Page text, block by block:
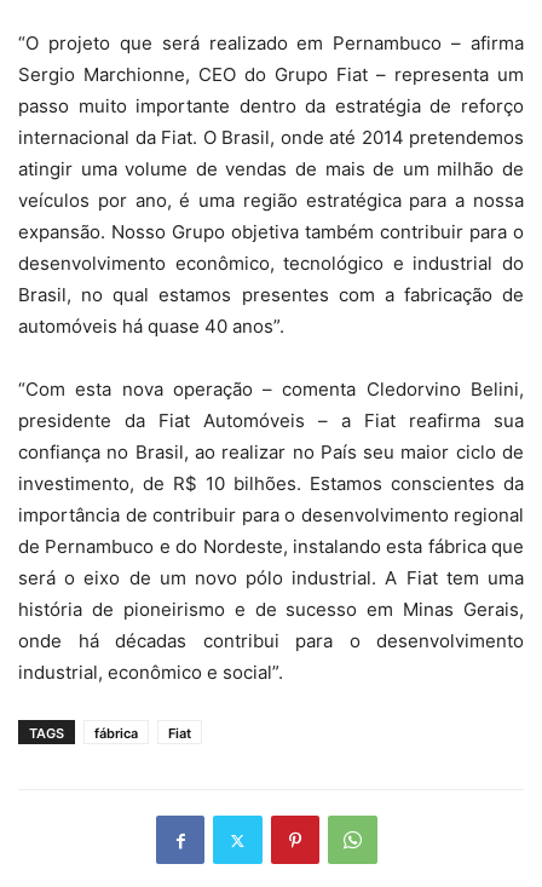
“O projeto que será realizado em Pernambuco – afirma
Sergio Marchionne, CEO do Grupo Fiat – representa um
passo muito importante dentro da estratégia de reforço
internacional da Fiat. O Brasil, onde até 2014 pretendemos
atingir uma volume de vendas de mais de um milhão de
veículos por ano, é uma região estratégica para a nossa
expansão. Nosso Grupo objetiva também contribuir para o
desenvolvimento econômico, tecnológico e industrial do
Brasil, no qual estamos presentes com a fabricação de
automóveis há quase 40 anos”.
“Com esta nova operação – comenta Cledorvino Belini,
presidente da Fiat Automóveis – a Fiat reafirma sua
confiança no Brasil, ao realizar no País seu maior ciclo de
investimento, de R$ 10 bilhões. Estamos conscientes da
importância de contribuir para o desenvolvimento regional
de Pernambuco e do Nordeste, instalando esta fábrica que
será o eixo de um novo pólo industrial. A Fiat tem uma
história de pioneirismo e de sucesso em Minas Gerais,
onde há décadas contribui para o desenvolvimento
industrial, econômico e social”.
TAGS fábrica Fiat